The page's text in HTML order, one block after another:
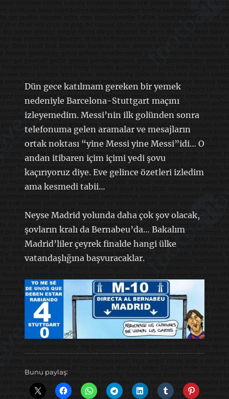
Dün gece katılmam gereken bir yemek
nedeniyle Barcelona-Stuttgart maçını
izleyemedim. Messi’nin ilk golünden sonra
telefonuma gelen aramalar ve mesajların
ortak noktası “yine Messi yine Messi”idi… O
andan itibaren içim içimi yedi şovu
kaçırıyoruz diye. Eve gelince özetleri izledim
ama kesmedi tabii…
Neyse Madrid yolunda daha çok şov olacak,
şovların kralı da Bernabeu’da… Bakalım
Madrid’liler çeyrek finalde hangi ülke
vatandaşlığına başvuracaklar.
Bunu paylaş: